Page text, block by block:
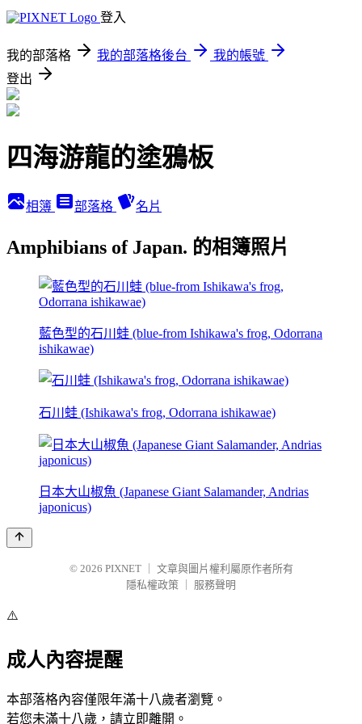
登入
我的部落格 我的部落格後台
我的帳號
登出
四海游龍的塗鴉板
相簿 部落格 名片
Amphibians of Japan. 的相簿照片
藍色型的石川蛙 (blue-from Ishikawa's frog, Odorrana
ishikawae)
石川蛙 (Ishikawa's frog, Odorrana ishikawae)
日本大山椒魚 (Japanese Giant Salamander, Andrias
japonicus)
© 2026 PIXNET
文章與圖片權利屬原作者所有
隱私權政策
服務聲明
⚠️
成人內容提醒
本部落格內容僅限年滿十八歲者瀏覽。
若您未滿十八歲，請立即離開。